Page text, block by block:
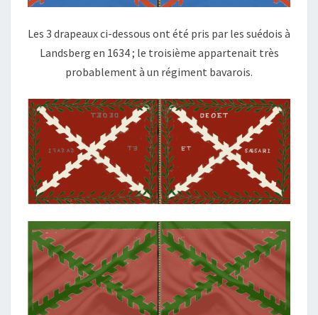
Les 3 drapeaux ci-dessous ont été pris par les suédois à
Landsberg en 1634 ; le troisième appartenait très
probablement à un régiment bavarois.